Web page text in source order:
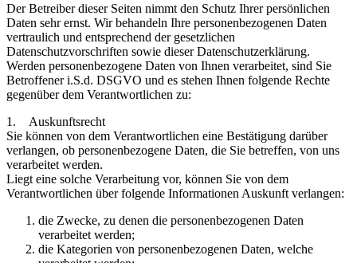
Der Betreiber dieser Seiten nimmt den Schutz Ihrer persönlichen
Daten sehr ernst. Wir behandeln Ihre personenbezogenen Daten
vertraulich und entsprechend der gesetzlichen
Datenschutzvorschriften sowie dieser Datenschutzerklärung.
Werden personenbezogene Daten von Ihnen verarbeitet, sind Sie
Betroffener i.S.d. DSGVO und es stehen Ihnen folgende Rechte
gegenüber dem Verantwortlichen zu:
1. Auskunftsrecht
Sie können von dem Verantwortlichen eine Bestätigung darüber
verlangen, ob personenbezogene Daten, die Sie betreffen, von uns
verarbeitet werden.
Liegt eine solche Verarbeitung vor, können Sie von dem
Verantwortlichen über folgende Informationen Auskunft verlangen:
die Zwecke, zu denen die personenbezogenen Daten
verarbeitet werden;
die Kategorien von personenbezogenen Daten, welche